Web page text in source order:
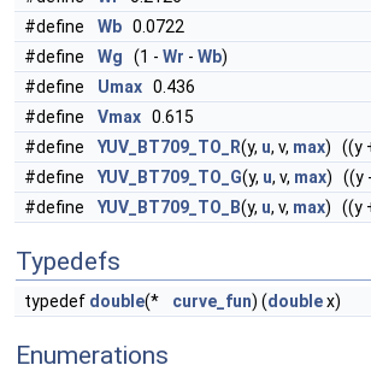
#define
Wb 0.0722
#define
Wg (1 - Wr - Wb)
#define
Umax 0.436
#define
Vmax 0.615
#define
YUV_BT709_TO_R(y, u, v, max) ((y
#define
YUV_BT709_TO_G(y, u, v, max) ((y
#define
YUV_BT709_TO_B(y, u, v, max) ((y
Typedefs
typedef double(* curve_fun) (doublex)
Enumerations